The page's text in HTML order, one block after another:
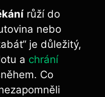
růží do
nebo
je důležitý,
a chrání
Co